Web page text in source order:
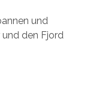
und
den Fjord